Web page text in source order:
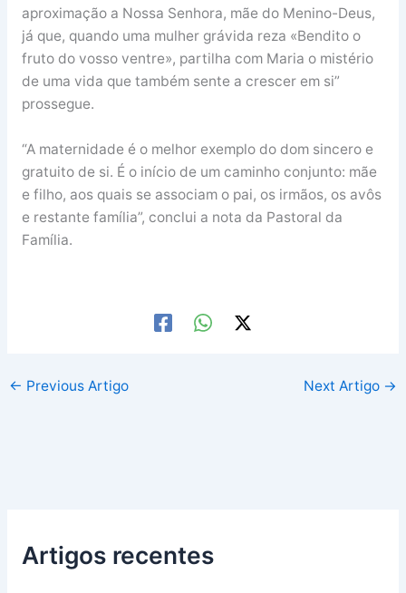
aproximação a Nossa Senhora, mãe do Menino-Deus,
já que, quando uma mulher grávida reza «Bendito o
fruto do vosso ventre», partilha com Maria o mistério
de uma vida que também sente a crescer em si”
prossegue.
“A maternidade é o melhor exemplo do dom sincero e
gratuito de si. É o início de um caminho conjunto: mãe
e filho, aos quais se associam o pai, os irmãos, os avôs
e restante família”, conclui a nota da Pastoral da
Família.
← Previous Artigo Next Artigo →
Artigos recentes